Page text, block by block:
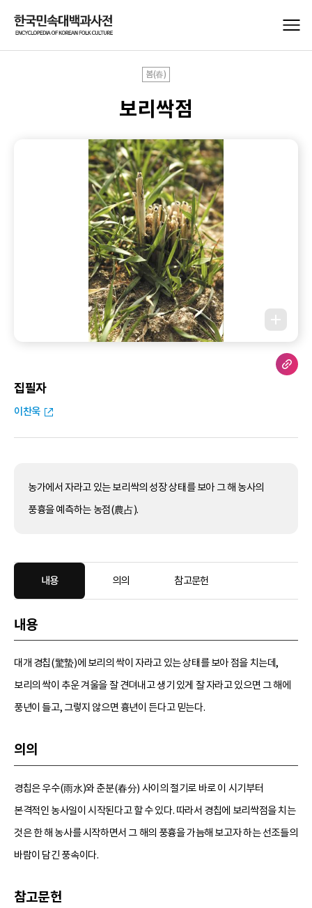
봄(春)
보리싹점
집필자
이찬욱
농가에서 자라고 있는 보리싹의 성장 상태를 보아 그 해 농사의
풍흉을 예측하는 농점(農占).
내용 의의 참고문헌
내용
대개 경칩(驚蟄)에 보리의 싹이 자라고 있는 상태를 보아 점을 치는데,
보리의 싹이 추운 겨울을 잘 견뎌내고 생기 있게 잘 자라고 있으면 그 해에
풍년이 들고, 그렇지 않으면 흉년이 든다고 믿는다.
의의
경칩은 우수(雨水)와 춘분(春分) 사이의 절기로 바로 이 시기부터
본격적인 농사일이 시작된다고 할 수 있다. 따라서 경칩에 보리싹점을 치는
것은 한 해 농사를 시작하면서 그 해의 풍흉을 가늠해 보고자 하는 선조들의
바람이 담긴 풍속이다.
참고문헌